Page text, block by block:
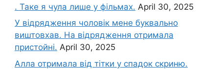
. Таке я чула лише у фільмах. April 30, 2025
У відрядження чоловік мене буквально
виштовхав. На відрядження отримала
пристойні. April 30, 2025
Алла отримала від тітки у спадок скриню.